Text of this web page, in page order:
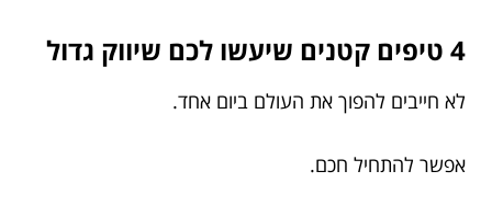
4 טיפים קטנים שיעשו לכם שיווק גדול
לא חייבים להפוך את העולם ביום אחד.
אפשר להתחיל חכם.